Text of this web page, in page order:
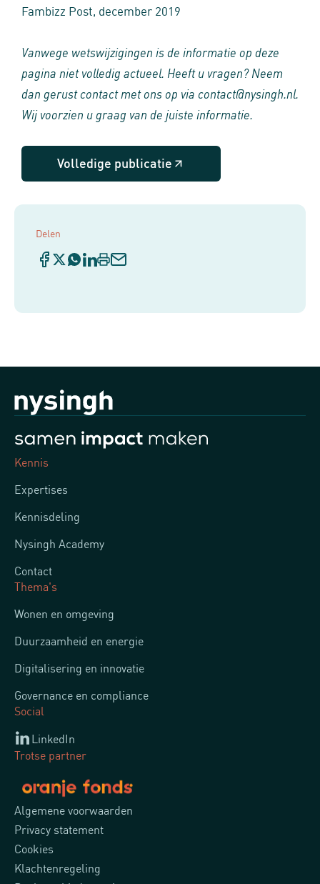
Fambizz Post, december 2019
Vanwege wetswijzigingen is de informatie op deze
pagina niet volledig actueel. Heeft u vragen? Neem
dan gerust contact met ons op via contact@nysingh.nl.
Wij voorzien u graag van de juiste informatie.
Volledige publicatie
Delen
Kennis
Expertises
Kennisdeling
Nysingh Academy
Contact
Thema's
Wonen en omgeving
Duurzaamheid en energie
Digitalisering en innovatie
Governance en compliance
Social
LinkedIn
Trotse partner
Algemene voorwaarden
Privacy statement
Cookies
Klachtenregeling